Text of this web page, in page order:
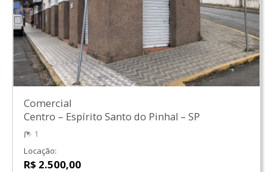
Comercial
Centro – Espírito Santo do Pinhal – SP
1
Locação:
R$ 2.500,00